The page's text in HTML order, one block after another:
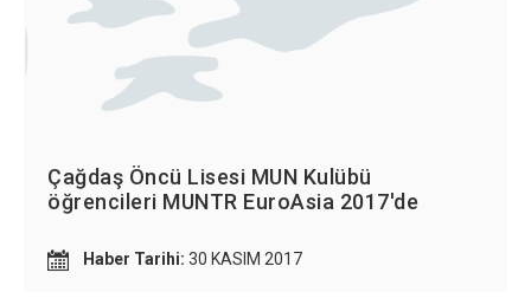
Çağdaş Öncü Lisesi MUN Kulübü
öğrencileri MUNTR EuroAsia 2017'de
Haber Tarihi: 30 KASIM 2017